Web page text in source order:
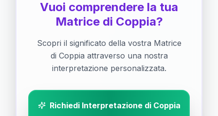
Vuoi comprendere la tua
Matrice di Coppia?
Scopri il significato della vostra Matrice
di Coppia attraverso una nostra
interpretazione personalizzata.
Richiedi Interpretazione di Coppia